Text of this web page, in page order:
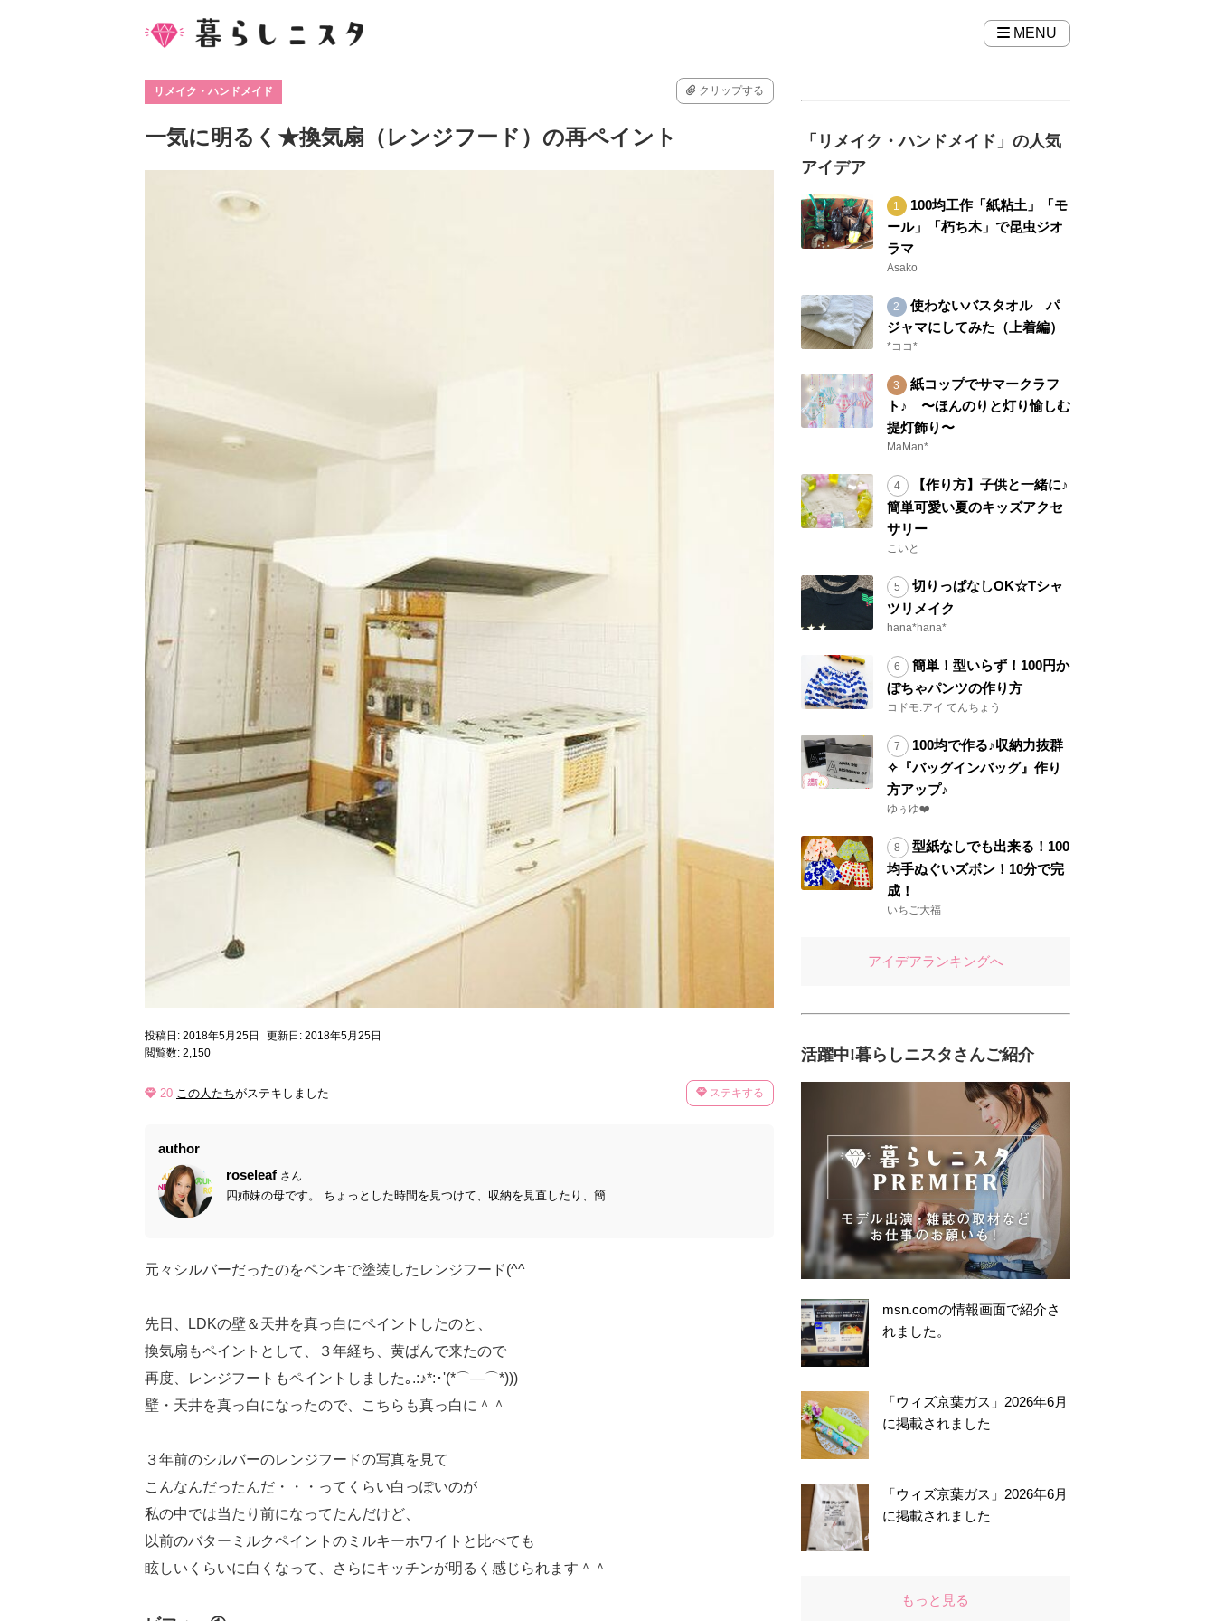
MENU
リメイク・ハンドメイド クリップする
一気に明るく★換気扇（レンジフード）の再ペイント
投稿日: 2018年5月25日
更新日: 2018年5月25日
閲覧数: 2,150
20 この人たちがステキしました ステキする
author
roseleaf さん
四姉妹の母です。 ちょっとした時間を見つけて、収納を見直したり、簡...
元々シルバーだったのをペンキで塗装したレンジフード(^^ゞ
先日、LDKの壁＆天井を真っ白にペイントしたのと、
換気扇もペイントとして、３年経ち、黄ばんで来たので
再度、レンジフートもペイントしました｡.:♪*:･'(*⌒―⌒*)))
壁・天井を真っ白になったので、こちらも真っ白に＾＾
３年前のシルバーのレンジフードの写真を見て
こんなんだったんだ・・・ってくらい白っぽいのが
私の中では当たり前になってたんだけど、
以前のバターミルクペイントのミルキーホワイトと比べても
眩しいくらいに白くなって、さらにキッチンが明るく感じられます＾＾
「リメイク・ハンドメイド」の人気
アイデア
100均工作「紙粘土」「モ
ール」「朽ち木」で昆虫ジオ
ラマ
Asako
使わないバスタオル パ
ジャマにしてみた（上着編）
*ココ*
紙コップでサマークラフ
ト♪ 〜ほんのりと灯り愉しむ
提灯飾り〜
MaMan*
【作り方】子供と一緒に♪
簡単可愛い夏のキッズアクセ
サリー
こいと
切りっぱなしOK☆Tシャ
ツリメイク
hana*hana*
簡単！型いらず！100円か
ぼちゃパンツの作り方
コドモ.アイ てんちょう
100均で作る♪収納力抜群
✧『バッグインバッグ』作り
方アップ♪
ゆぅゆ❤️
型紙なしでも出来る！100
均手ぬぐいズボン！10分で完
成！
いちご大福
アイデアランキングへ
活躍中!暮らしニスタさんご紹介
msn.comの情報画面で紹介さ
れました。
「ウィズ京葉ガス」2026年6月
に掲載されました
「ウィズ京葉ガス」2026年6月
に掲載されました
もっと見る